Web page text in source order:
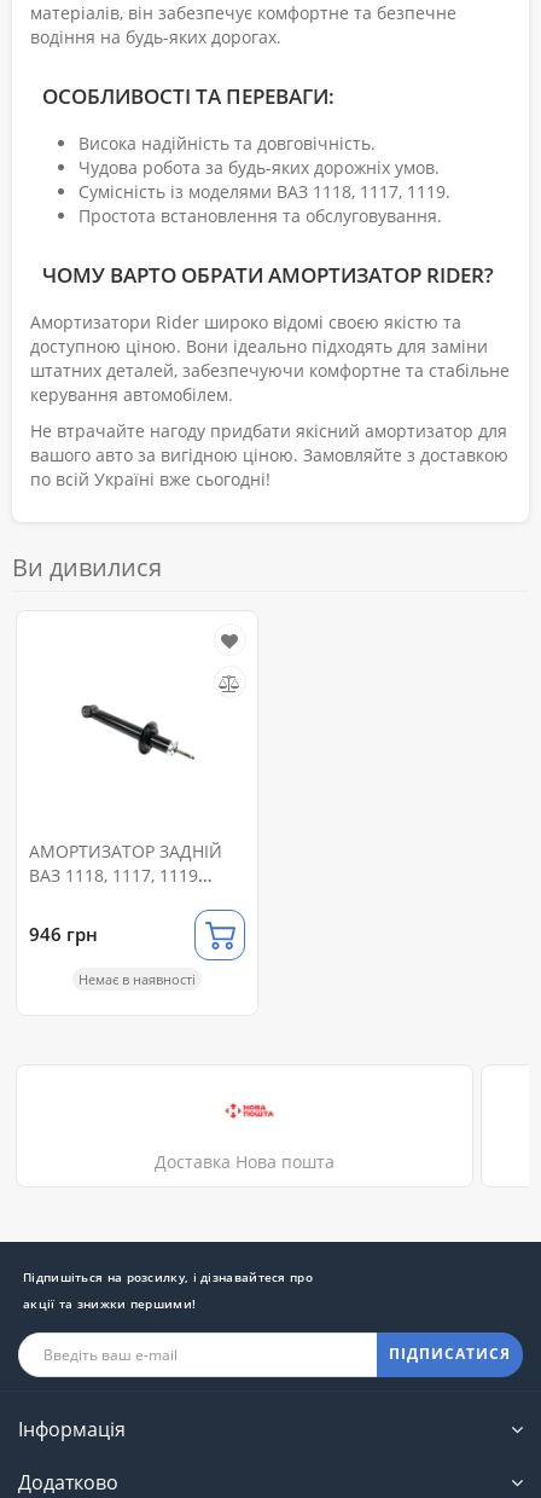
матеріалів, він забезпечує комфортне та безпечне
водіння на будь-яких дорогах.
ОСОБЛИВОСТІ ТА ПЕРЕВАГИ:
Висока надійність та довговічність.
Чудова робота за будь-яких дорожніх умов.
Сумісність із моделями ВАЗ 1118, 1117, 1119.
Простота встановлення та обслуговування.
ЧОМУ ВАРТО ОБРАТИ АМОРТИЗАТОР RIDER?
Амортизатори Rider широко відомі своєю якістю та
доступною ціною. Вони ідеально підходять для заміни
штатних деталей, забезпечуючи комфортне та стабільне
керування автомобілем.
Не втрачайте нагоду придбати якісний амортизатор для
вашого авто за вигідною ціною. Замовляйте з доставкою
по всій Україні вже сьогодні!
Ви дивилися
АМОРТИЗАТОР ЗАДНІЙ
ВАЗ 1118, 1117, 1119
946 грн
Немає в наявності
Доставка Нова пошта
Підпишіться на розсилку, і дізнавайтеся про
акції та знижки першими!
ПІДПИСАТИСЯ
Інформація
Додатково